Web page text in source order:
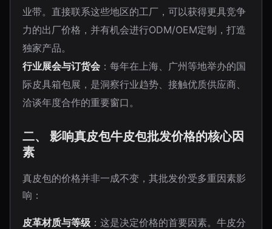
业带。直接联系这些地区的工厂，可以获得更具竞争
力的出厂价格，并有机会进行ODM/OEM定制，打造
独家产品。
行业展会与订货会 ：每年在上海、广州等地举办的国
际皮具箱包展，是洞察行业趋势、接触优质供应商、
洽谈年度合作的重要窗口。
二、 影响真皮包牛皮包批发价格的核心因
素
真皮包的价格并非一成不变，其批发价受多重因素影
响：
皮革材质与等级 ：这是决定价格的首要因素。牛皮分